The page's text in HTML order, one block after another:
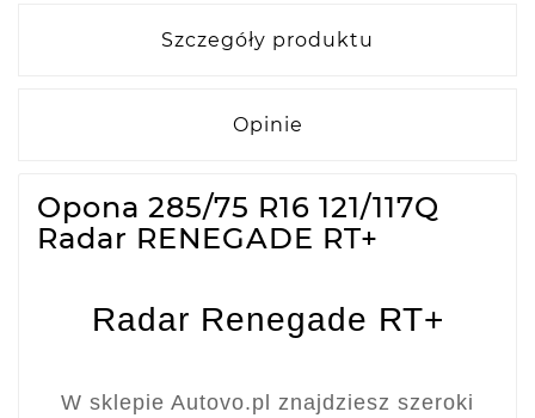
Szczegóły produktu
Opinie
Opona 285/75 R16 121/117Q
Radar RENEGADE RT+
Radar Renegade RT+
W sklepie Autovo.pl znajdziesz szeroki